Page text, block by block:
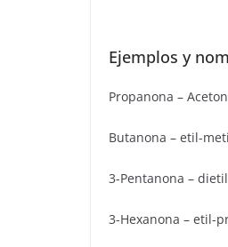
Ejemplos y
Propanona –
Butanona – etil-
3-Pentanona –
3-Hexanona – etil-